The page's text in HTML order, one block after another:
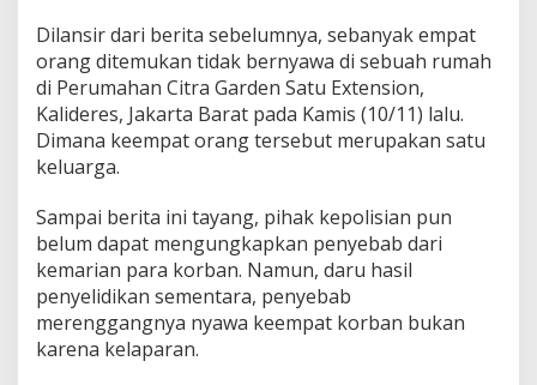
Dilansir dari berita sebelumnya, sebanyak empat
orang ditemukan tidak bernyawa di sebuah rumah
di Perumahan Citra Garden Satu Extension,
Kalideres, Jakarta Barat pada Kamis (10/11) lalu.
Dimana keempat orang tersebut merupakan satu
keluarga.
Sampai berita ini tayang, pihak kepolisian pun
belum dapat mengungkapkan penyebab dari
kemarian para korban. Namun, daru hasil
penyelidikan sementara, penyebab
merenggangnya nyawa keempat korban bukan
karena kelaparan.